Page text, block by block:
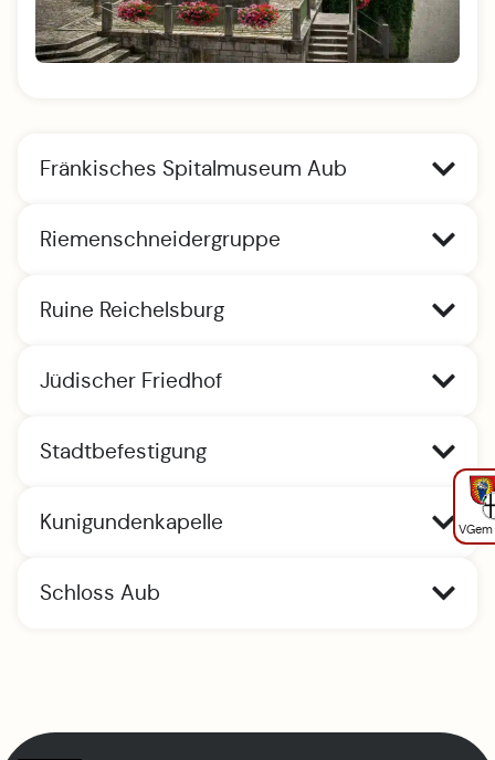
Fränkisches Spitalmuseum Aub
Riemenschneidergruppe
Ruine Reichelsburg
Jüdischer Friedhof
Stadtbefestigung
Kunigundenkapelle
Schloss Aub